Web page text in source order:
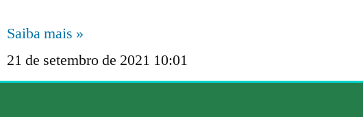
Saiba mais »
21 de setembro de 2021 10:01